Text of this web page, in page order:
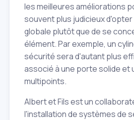
les meilleures améliorations
souvent plus judicieux
globale plutôt que de se
élément. Par exemple, un
sécurité sera d'autant plus
associé à une porte solide et
multipoints.
Albert et Fils est un
l'installation de systèmes de